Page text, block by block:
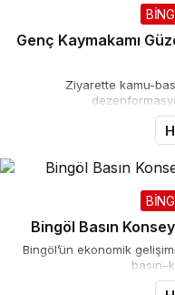
Genç Kaymakamı
Ziyarette kamu-
Bingöl Basın
Bingöl’ün ekonomik